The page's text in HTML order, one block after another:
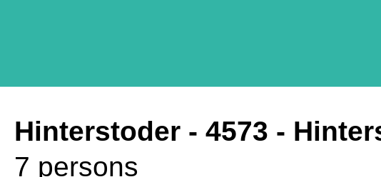
Hinterstoder - 4573 -
7 persons